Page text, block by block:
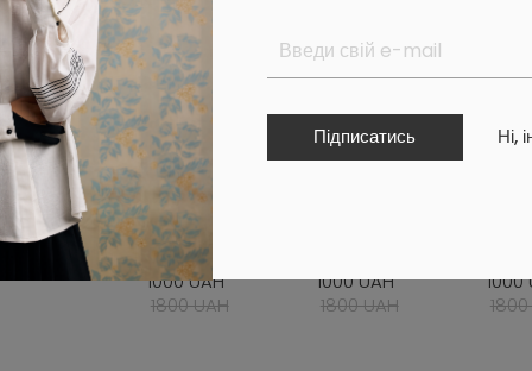
Підписатись Ні,
OBJECT
UAH
ТОП ЧОРНИЙ
OBJECT 05
1000 UAH
1800 UAH
1000 UAH
1800 UAH
1000